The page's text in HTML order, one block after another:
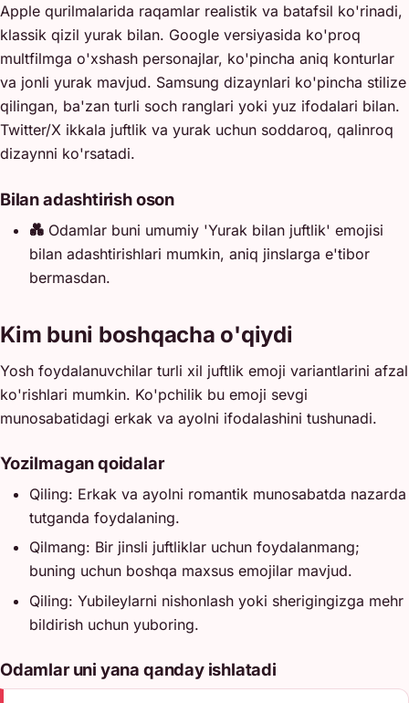
Apple qurilmalarida raqamlar realistik va batafsil ko'rinadi,
klassik qizil yurak bilan. Google versiyasida ko'proq
multfilmga o'xshash personajlar, ko'pincha aniq konturlar
va jonli yurak mavjud. Samsung dizaynlari ko'pincha stilize
qilingan, ba'zan turli soch ranglari yoki yuz ifodalari bilan.
Twitter/X ikkala juftlik va yurak uchun soddaroq, qalinroq
dizaynni ko'rsatadi.
Bilan adashtirish oson
💑 Odamlar buni umumiy 'Yurak bilan juftlik' emojisi
bilan adashtirishlari mumkin, aniq jinslarga e'tibor
bermasdan.
Kim buni boshqacha o'qiydi
Yosh foydalanuvchilar turli xil juftlik emoji variantlarini afzal
ko'rishlari mumkin. Ko'pchilik bu emoji sevgi
munosabatidagi erkak va ayolni ifodalashini tushunadi.
Yozilmagan qoidalar
Qiling: Erkak va ayolni romantik munosabatda nazarda
tutganda foydalaning.
Qilmang: Bir jinsli juftliklar uchun foydalanmang;
buning uchun boshqa maxsus emojilar mavjud.
Qiling: Yubileylarni nishonlash yoki sherigingizga mehr
bildirish uchun yuboring.
Odamlar uni yana qanday ishlatadi